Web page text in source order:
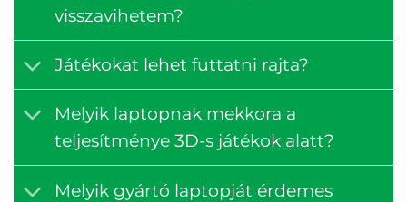
visszavihetem?
Játékokat lehet futtatni rajta?
Melyik laptopnak mekkora a
teljesítménye 3D-s játékok alatt?
Melyik gyártó laptopját érdemes